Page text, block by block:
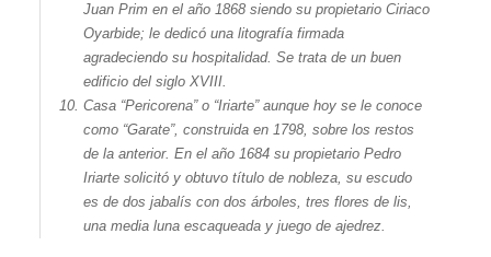
Juan Prim en el año 1868 siendo su propietario Ciriaco
Oyarbide; le dedicó una litografía firmada
agradeciendo su hospitalidad. Se trata de un buen
edificio del siglo XVIII.
Casa “Pericorena” o “Iriarte” aunque hoy se le conoce
como “Garate”, construida en 1798, sobre los restos
de la anterior. En el año 1684 su propietario Pedro
Iriarte solicitó y obtuvo título de nobleza, su escudo
es de dos jabalís con dos árboles, tres flores de lis,
una media luna escaqueada y juego de ajedrez.